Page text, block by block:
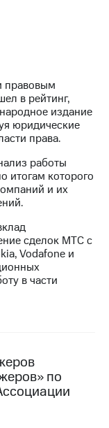
правовым
в рейтинг,
издание
юридические
права.
работы
итогам которого
и их
сделок МТС с
Vodafone и
в части
по